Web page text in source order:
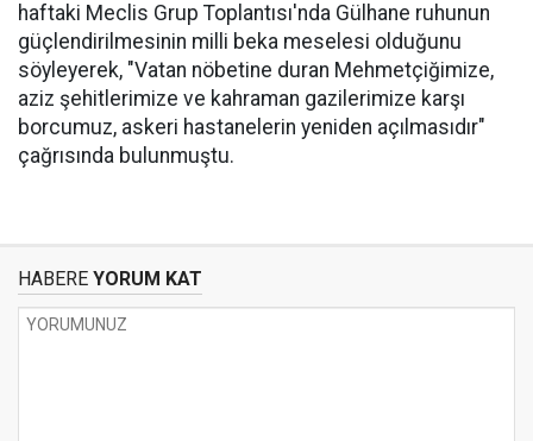
haftaki Meclis Grup Toplantısı'nda Gülhane ruhunun
güçlendirilmesinin milli beka meselesi olduğunu
söyleyerek, "Vatan nöbetine duran Mehmetçiğimize,
aziz şehitlerimize ve kahraman gazilerimize karşı
borcumuz, askeri hastanelerin yeniden açılmasıdır"
çağrısında bulunmuştu.
HABERE YORUM KAT